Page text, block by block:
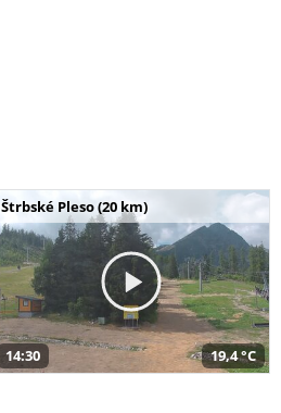
Štrbské Pleso (20 km)
14:30 19,4 °C